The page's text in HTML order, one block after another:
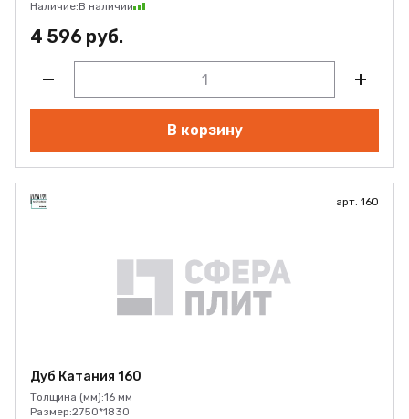
Наличие:В наличии
4 596 руб.
В корзину
арт. 160
Дуб Катания 160
Толщина (мм):16 мм
Размер:2750*1830